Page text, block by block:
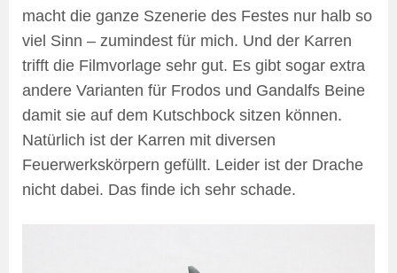
macht die ganze Szenerie des Festes nur halb so
viel Sinn – zumindest für mich. Und der Karren
trifft die Filmvorlage sehr gut. Es gibt sogar extra
andere Varianten für Frodos und Gandalfs Beine
damit sie auf dem Kutschbock sitzen können.
Natürlich ist der Karren mit diversen
Feuerwerkskörpern gefüllt. Leider ist der Drache
nicht dabei. Das finde ich sehr schade.